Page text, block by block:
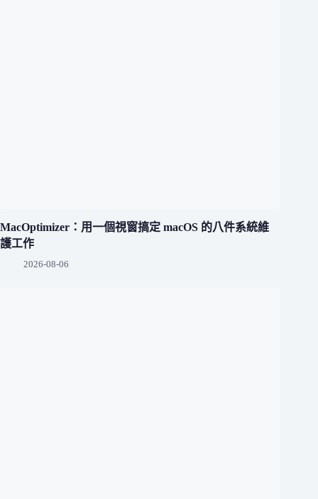
MacOptimizer：用一個視窗搞定 macOS 的八件系統維
護工作
2026-08-06